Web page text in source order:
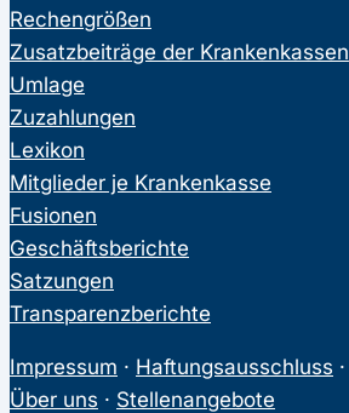
Rechengrößen
Zusatzbeiträge der Krankenkassen
Umlage
Zuzahlungen
Lexikon
Mitglieder je Krankenkasse
Fusionen
Geschäftsberichte
Satzungen
Transparenzberichte
Impressum · Haftungsausschluss ·
Über uns · Stellenangebote